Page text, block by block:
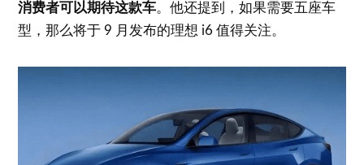
消费者可以期待这款车。他还提到，如果需要五座车
型，那么将于 9 月发布的理想 i6 值得关注。